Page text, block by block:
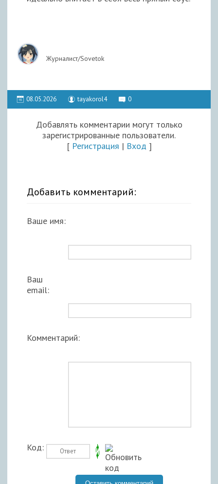
Журналист/Sovetok
08.05.2026 tayakorol4 0
Добавлять комментарии могут только
зарегистрированные пользователи.
[ Регистрация | Вход ]
Добавить комментарий:
Ваше имя:
Ваш
email:
Комментарий:
Код: